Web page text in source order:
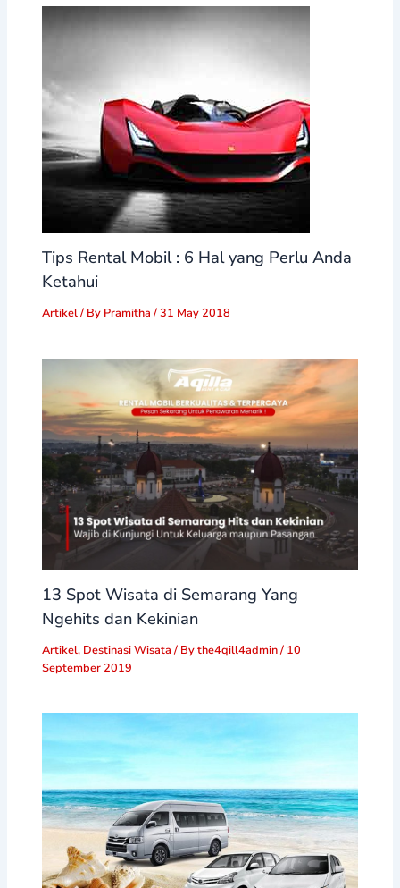
Tips Rental Mobil : 6 Hal yang Perlu Anda
Ketahui
Artikel/ By Pramitha/31 May 2018
13 Spot Wisata di Semarang Yang
Ngehits dan Kekinian
Artikel, Destinasi Wisata/ Bythe4qill4admin/ 10
September 2019